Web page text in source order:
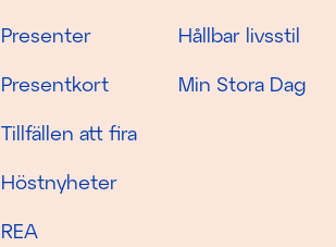
Presenter
Presentkort
Tillfällen att fira
Höstnyheter
REA
Hållbar livsstil
Min Stora Dag